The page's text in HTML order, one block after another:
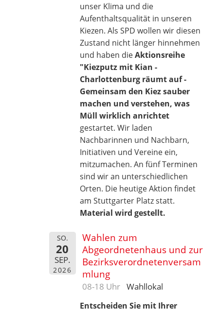
unser Klima und die
Aufenthaltsqualität in unseren
Kiezen. Als SPD wollen wir diesen
Zustand nicht länger hinnehmen
und haben dieAktionsreihe
"Kiezputz mit Kian -
Charlottenburg räumt auf -
Gemeinsam den Kiez sauber
machen und verstehen, was
Müll wirklich anrichtet
gestartet. Wir laden
Nachbarinnen und Nachbarn,
Initiativen und Vereine ein,
mitzumachen. An fünf Terminen
sind wir an unterschiedlichen
Orten. Die heutige Aktion findet
am Stuttgarter Platz statt.
Material wird gestellt.
SO.
20
SEP.
2026
Wahlen zum
Abgeordnetenhaus und zur
Bezirksverordnetenversam
mlung
08-18 Uhr Wahllokal
Entscheiden Sie mit Ihrer